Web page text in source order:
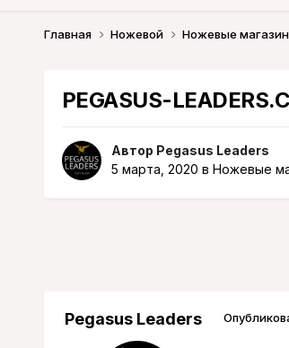
Главная Ножевой Ножевые
PEGASUS-
Автор Pegasus Leaders
5 марта, 2020 в Ножевые
Pegasus Leaders